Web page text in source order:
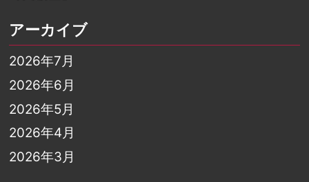
アーカイブ
2026年7月
2026年6月
2026年5月
2026年4月
2026年3月